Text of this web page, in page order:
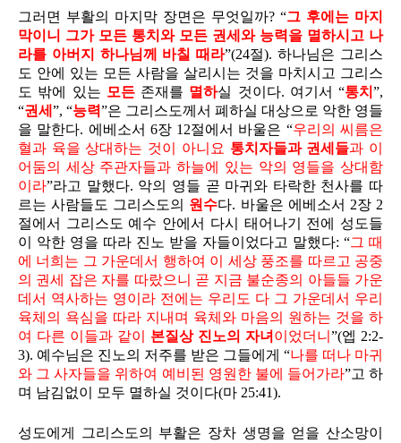
그러면 부활의 마지막 장면은 무엇일까? “그 후에는 마지
막이니 그가 모든 통치와 모든 권세와 능력을 멸하시고 나
라를 아버지 하나님께 바칠 때라”(24절). 하나님은 그리스
도 안에 있는 모든 사람을 살리시는 것을 마치시고 그리스
도 밖에 있는 모든 존재를 멸하실 것이다. 여기서 “통치 ”,
“권세 ”, “능력”은 그리스도께서 폐하실 대상으로 악한 영들
을 말한다. 에베소서 6장 12절에서 바울은 “우리의 씨름은
혈과 육을 상대하는 것이 아니요 통치자들과 권세들과 이
어둠의 세상 주관자들과 하늘에 있는 악의 영들을 상대함
이라”라고 말했다. 악의 영들 곧 마귀와 타락한 천사를 따
르는 사람들도 그리스도의 원수다. 바울은 에베소서 2장 2
절에서 그리스도 예수 안에서 다시 태어나기 전에 성도들
이 악한 영을 따라 진노 받을 자들이었다고 말했다: “그 때
에 너희는 그 가운데서 행하여 이 세상 풍조를 따르고 공중
의 권세 잡은 자를 따랐으니 곧 지금 불순종의 아들들 가운
데서 역사하는 영이라 전에는 우리도 다 그 가운데서 우리
육체의 욕심을 따라 지내며 육체와 마음의 원하는 것을 하
여 다른 이들과 같이 본질상 진노의 자녀 이었더니 ”(엡 2:2-
3). 예수님은 진노의 저주를 받은 그들에게 “나를 떠나 마귀
와 그 사자들을 위하여 예비된 영원한 불에 들어가라”고 하
며 남김없이 모두 멸하실 것이다(마 25:41).
성도에게 그리스도의 부활은 장차 생명을 얻을 산소망이